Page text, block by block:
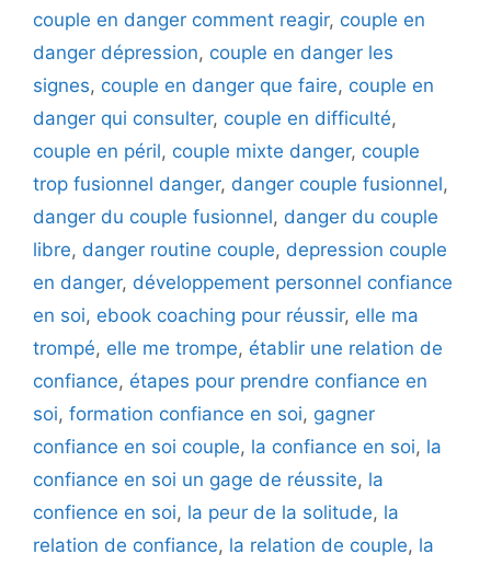
couple en danger comment reagir, couple en
danger dépression, couple en danger les
signes, couple en danger que faire, couple en
danger qui consulter, couple en difficulté,
couple en péril, couple mixte danger, couple
trop fusionnel danger, danger couple fusionnel,
danger du couple fusionnel, danger du couple
libre, danger routine couple, depression couple
en danger, développement personnel confiance
en soi, ebook coaching pour réussir, elle ma
trompé, elle me trompe, établir une relation de
confiance, étapes pour prendre confiance en
soi, formation confiance en soi, gagner
confiance en soi couple, la confiance en soi, la
confiance en soi un gage de réussite, la
confience en soi, la peur de la solitude, la
relation de confiance, la relation de couple, la